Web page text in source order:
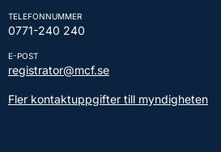
TELEFONNUMMER
0771-240 240
E-POST
registrator@mcf.se
Fler kontaktuppgifter till myndigheten